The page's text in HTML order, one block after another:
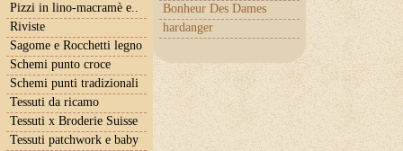
Bonheur Des Dames
hardanger
Pizzi in lino-macramè e..
Riviste
Sagome e Rocchetti legno
Schemi punto croce
Schemi punti tradizionali
Tessuti da ricamo
Tessuti x Broderie Suisse
Tessuti patchwork e baby